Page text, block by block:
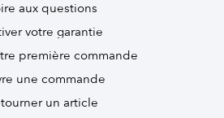
aux questions
votre garantie
première commande
une commande
un article